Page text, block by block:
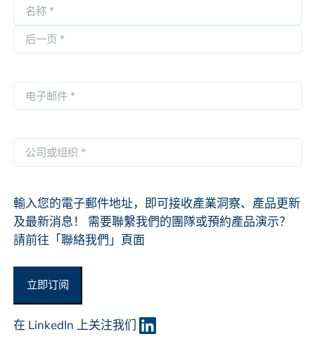
称
一
一
子
件
*
司
组
织
*
輸入您的電子郵件地址，即可接收產業洞察、產品更新
及最新消息！ 需要聯繫我們的團隊或預約產品演示？
請前往「聯絡我們」頁面
立即订阅
在 LinkedIn 上关注我们